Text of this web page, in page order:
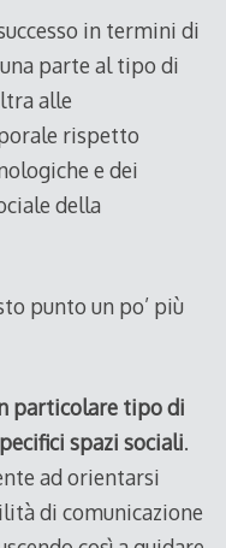
in termini di
parte al tipo di
alle
rispetto
e dei
della
punto un po’ più
particolare tipo di
spazi sociali.
ad orientarsi
di comunicazione